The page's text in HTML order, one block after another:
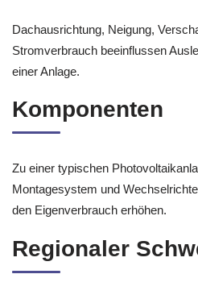
Dachausrichtung, Neigung,
Stromverbrauch beeinflussen
einer Anlage.
Komponenten
Zu einer typischen
Montagesystem und
den Eigenverbrauch erhöhen.
Regionaler